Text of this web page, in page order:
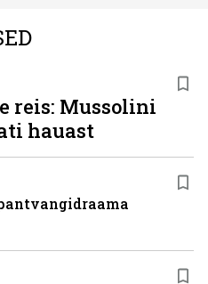
reis: Mussolini
hauast